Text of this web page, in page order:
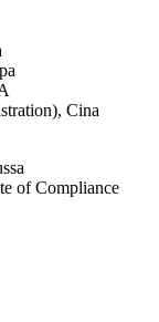
Cina
of Compliance